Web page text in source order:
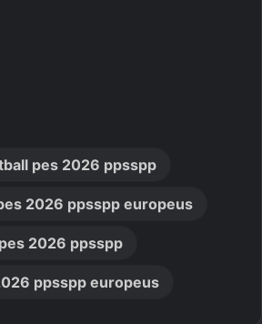
pes 2026 ppsspp
2026 ppsspp europeus
pes 2026 ppsspp
ppsspp europeus